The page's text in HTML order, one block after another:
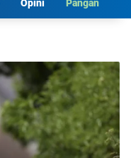
Opini Pangan